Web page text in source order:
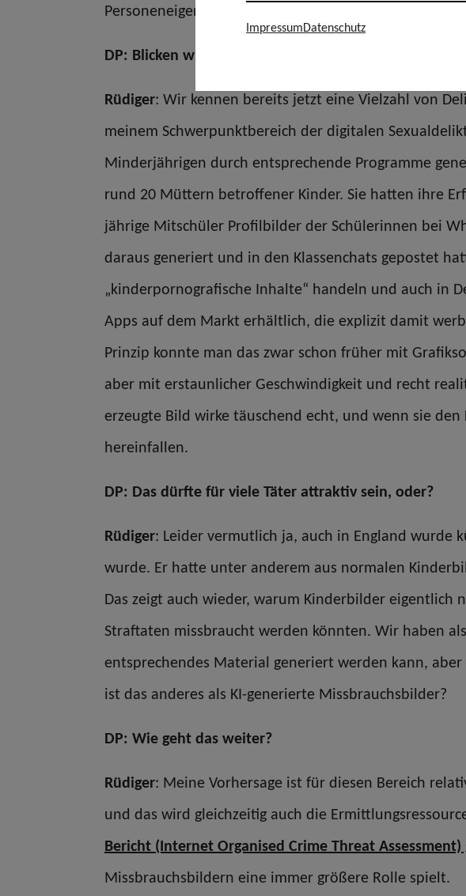
Personeneigenschaft eröffnen. Aber so weit sind wir
DP: Blicken wir auf die kriminelle Seite. Bei welchen
Rüdiger: Wir kennen bereits jetzt eine Vielzahl von
meinem Schwerpunktbereich der digitalen
Minderjährigen durch entsprechende Programme
rund 20 Müttern betroffener Kinder. Sie hatten ihre
jährige Mitschüler Profilbilder der Schülerinnen bei
daraus generiert und in den Klassenchats gepostet
„kinderpornografische Inhalte“ handeln und auch in
Apps auf dem Markt erhältlich, die explizit damit
Prinzip konnte man das zwar schon früher mit
aber mit erstaunlicher Geschwindigkeit und recht
erzeugte Bild wirke täuschend echt, und wenn sie
hereinfallen.
DP: Das dürfte für viele Täter attraktiv sein, oder?
Rüdiger: Leider vermutlich ja, auch in England wurde
wurde. Er hatte unter anderem aus normalen
Das zeigt auch wieder, warum Kinderbilder
Straftaten missbraucht werden könnten. Wir haben
entsprechendes Material generiert werden kann,
ist das anderes als KI-generierte Missbrauchsbilder?
DP: Wie geht das weiter?
Rüdiger: Meine Vorhersage ist für diesen Bereich
und das wird gleichzeitig auch die
Bericht (Internet Organised Crime Threat
Missbrauchsbildern eine immer größere Rolle spielt.
ImpressumDatenschutz